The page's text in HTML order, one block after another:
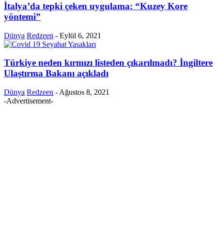
İtalya’da tepki çeken uygulama: “Kuzey Kore
yöntemi”
Dünya Redzeen - Eylül 6, 2021
Türkiye neden kırmızı listeden çıkarılmadı? İngiltere
Ulaştırma Bakanı açıkladı
Dünya Redzeen - Ağustos 8, 2021
-Advertisement-